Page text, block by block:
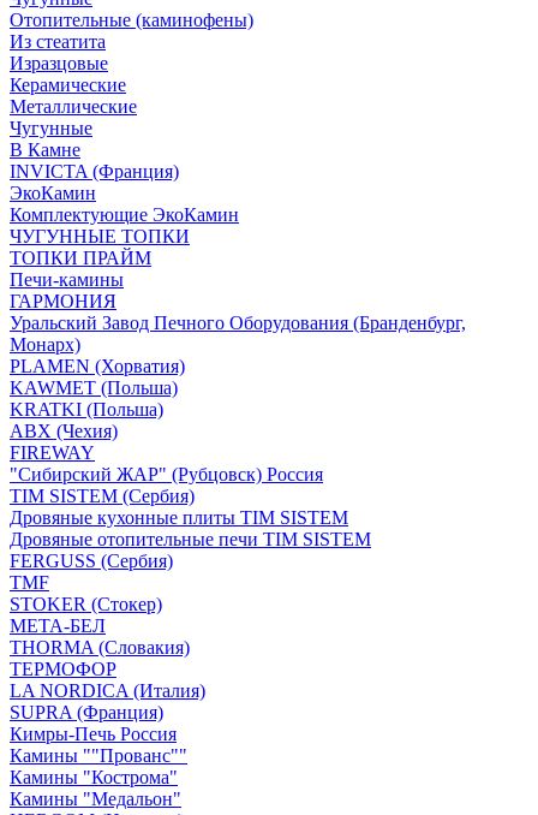
Отопительные (каминофены)
Из стеатита
Изразцовые
Керамические
Металлические
Чугунные
В Камне
INVICTA (Франция)
ЭкоКамин
Комплектующие ЭкоКамин
ЧУГУННЫЕ ТОПКИ
ТОПКИ ПРАЙМ
Печи-камины
ГАРМОНИЯ
Уральский Завод Печного Оборудования (Бранденбург,
Монарх)
PLAMEN (Хорватия)
KAWMET (Польша)
KRATKI (Польша)
ABX (Чехия)
FIREWAY
"Сибирский ЖАР" (Рубцовск) Россия
TIM SISTEM (Сербия)
Дровяные кухонные плиты TIM SISTEM
Дровяные отопительные печи TIM SISTEM
FERGUSS (Сербия)
TMF
STOKER (Стокер)
МЕТА-БЕЛ
THORMA (Словакия)
ТЕРМОФОР
LA NORDICA (Италия)
SUPRA (Франция)
Кимры-Печь Россия
Камины ""Прованс""
Камины "Кострома"
Камины "Медальон"